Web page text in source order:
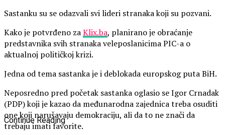
Sastanku su se odazvali svi lideri stranaka koji su pozvani.
Kako je potvrđeno zaKlix.ba, planirano je obraćanje
predstavnika svih stranaka veleposlanicima PIC-a o
aktualnoj političkoj krizi.
Jedna od tema sastanka je i deblokada europskog puta BiH.
Neposredno pred početak sastanka oglasio se Igor Crnadak
(PDP) koji je kazao da međunarodna zajednica treba osuditi
one koji narušavaju demokraciju, ali da to ne znači da
trebaju imati favorite.
Continue Reading